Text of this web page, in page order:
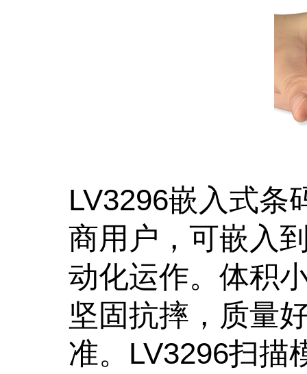
LV3296嵌入式条
商用户，可嵌入
动化运作。体积
坚固抗摔，质量
准。LV3296扫描